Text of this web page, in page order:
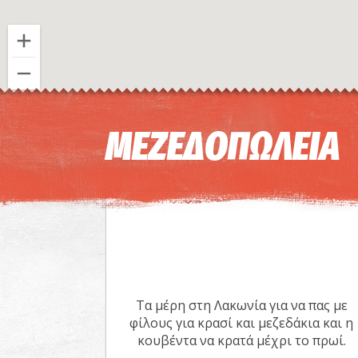
ΜΕΖΕΔΟΠΩΛΕΙΑ
Τα μέρη στη Λακωνία για να πας με
φίλους για κρασί και μεζεδάκια και η
κουβέντα να κρατά μέχρι το πρωί.